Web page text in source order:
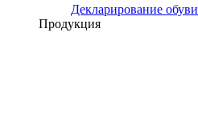
Декларирование обуви
Продукция